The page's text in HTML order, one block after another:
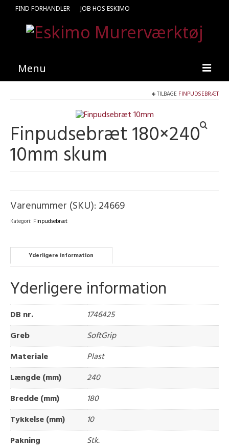
FIND FORHANDLER JOB HOS ESKIMO
Menu
Kataloger
Kontakt
TILBAGE FINPUDSEBRÆT
Finpudsebræt 180×240
10mm skum
Varenummer (SKU): 24669
Kategori: Finpudsebræt
Yderligere information
Yderligere information
DB nr.
1746425
Greb
SoftGrip
Materiale
Plast
Længde (mm)
240
Bredde (mm)
180
Tykkelse (mm)
10
Pakning
Stk.